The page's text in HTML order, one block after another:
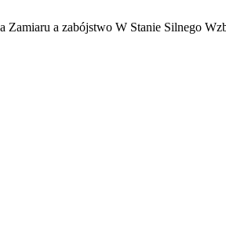
Zamiaru a zabójstwo W Stanie Silnego